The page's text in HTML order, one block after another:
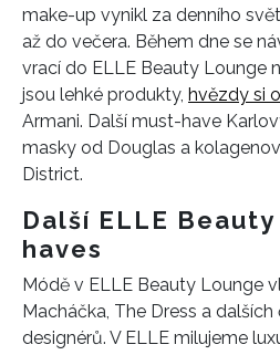
make-up vynikl za denního
až do večera. Během dne se
vrací do ELLE Beauty Lounge
jsou lehké produkty, hvězdy si
Armani. Další must-have
masky od Douglas a
District.
Další ELLE
haves
Módě v ELLE Beauty Lounge
Macháčka, The Dress a
designérů. V ELLE milujeme